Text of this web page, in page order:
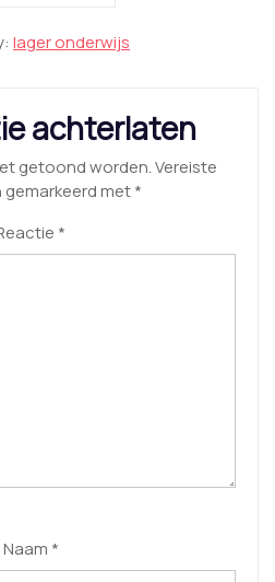
lager onderwijs
achterlaten
getoond worden.Vereiste
gemarkeerd met*
*
Naam *